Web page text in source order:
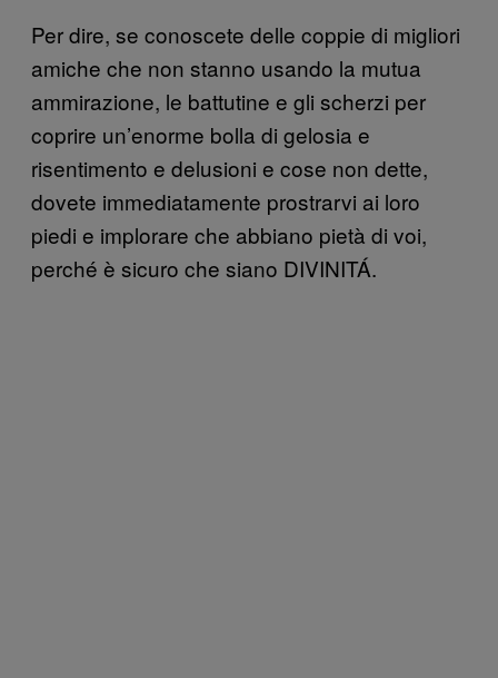
Per dire, se conoscete delle coppie di migliori
amiche che non stanno usando la mutua
ammirazione, le battutine e gli scherzi per
coprire un’enorme bolla di gelosia e
risentimento e delusioni e cose non dette,
dovete immediatamente prostrarvi ai loro
piedi e implorare che abbiano pietà di voi,
perché è sicuro che siano DIVINITÁ.